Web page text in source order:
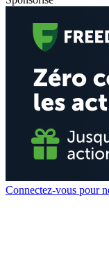
Connectez-vous pour